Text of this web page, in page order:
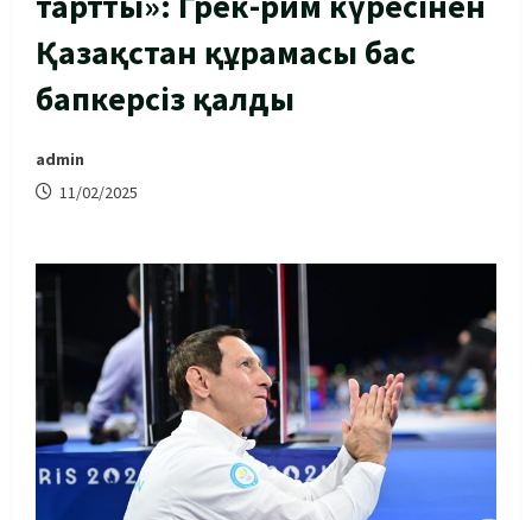
Қазақстан құрамасы бас
бапкерсіз қалды
admin
11/02/2025